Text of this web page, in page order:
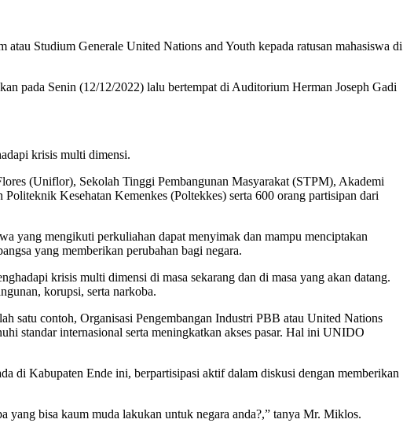
Studium Generale United Nations and Youth kepada ratusan mahasiswa di
pada Senin (12/12/2022) lalu bertempat di Auditorium Herman Joseph Gadi
krisis multi dimensi.
(Uniflor), Sekolah Tinggi Pembangunan Masyarakat (STPM), Akademi
Kesehatan Kemenkes (Poltekkes) serta 600 orang partisipan dari
yang mengikuti perkuliahan dapat menyimak dan mampu menciptakan
yang memberikan perubahan bagi negara.
krisis multi dimensi di masa sekarang dan di masa yang akan datang.
korupsi, serta narkoba.
satu contoh, Organisasi Pengembangan Industri PBB atau United Nations
standar internasional serta meningkatkan akses pasar. Hal ini UNIDO
di Kabupaten Ende ini, berpartisipasi aktif dalam diskusi dengan memberikan
yang bisa kaum muda lakukan untuk negara anda?,” tanya Mr. Miklos.